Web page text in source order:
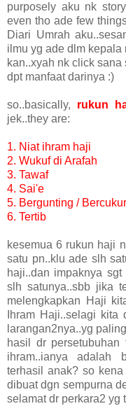
purposely aku nk
even tho ade few
Diari Umrah
ilmu yg ade dlm
kan..xyah nk click
dpt manfaat darinya :)
so..basically, rukun
jek..they are:
1. Niat ihram haji
2. Wukuf di Arafah
3. Tawaf
4. Sai'e
5. Bergunting / Bercukur
6. Tertib
kesemua 6 rukun haji
satu pn..klu ade slh
haji..dan impaknya
slh satunya..sbb jika
melengkapkan Haji
Ihram Haji..selagi
larangan2nya..yg
hasil dr
ihram..ianya adalah
terhasil anak? so
dibuat dgn sempurna
selamat dr perkara2 yg